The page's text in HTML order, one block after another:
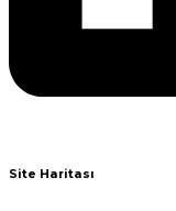
Site Haritası